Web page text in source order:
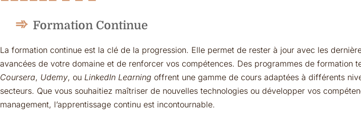
Formation Continue
La formation continue est la clé de la progression. Elle permet de rester à jour avec les
avancées de votre domaine et de renforcer vos compétences. Des programmes de formation
Coursera, Udemy, ou LinkedIn Learning offrent une gamme de cours adaptées à différents
secteurs. Que vous souhaitiez maîtriser de nouvelles technologies ou développer vos
management, l’apprentissage continu est incontournable.